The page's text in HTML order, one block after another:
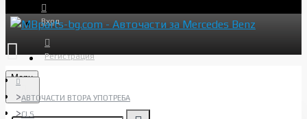
Вход
Регистрация
Menu
АВТОЧАСТИ ВТОРА УПОТРЕБА
CLS